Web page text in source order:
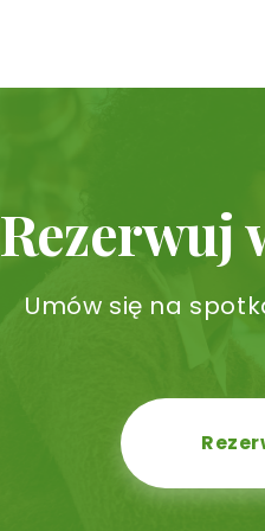
Rezerwuj
Umów się na